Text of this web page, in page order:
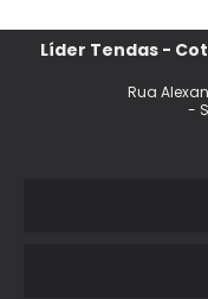
TENDA DE PRAIA FLEXIVEL
TENDA PARA PRAIA
Líder Tendas -
Rua
-